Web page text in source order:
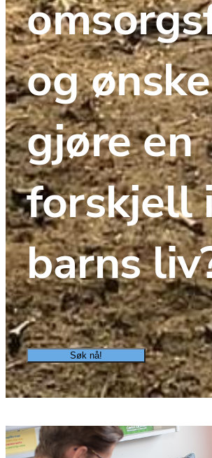
og
gjøre en
forskjell
barns
Søk nå!